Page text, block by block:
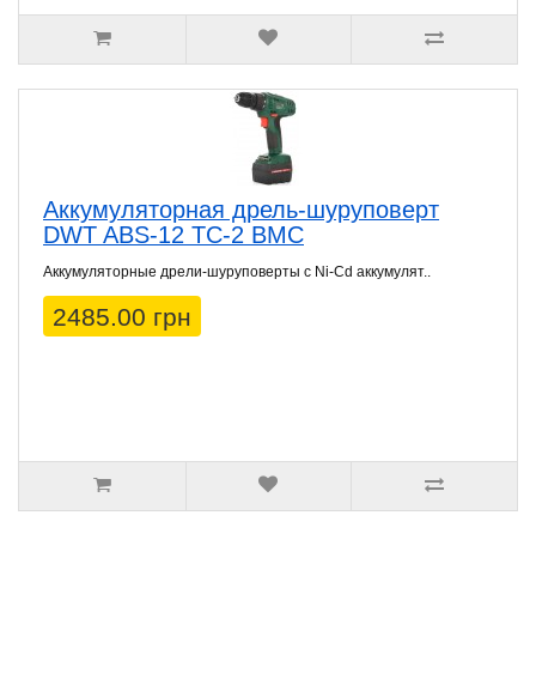
Аккумуляторная дрель-шуруповерт
DWT ABS-12 TC-2 BMC
Аккумуляторные дрели-шуруповерты с Ni-Cd аккумулят..
2485.00 грн